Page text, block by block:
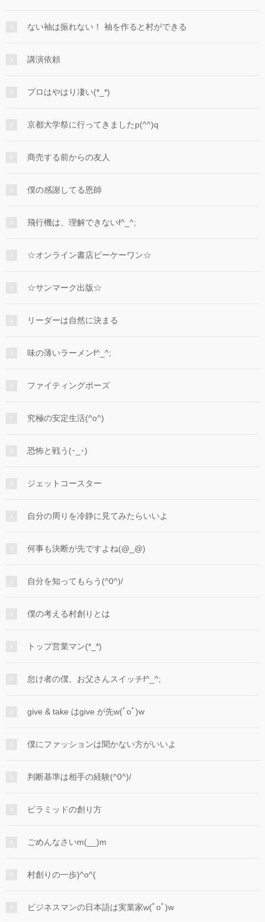
ない袖は振れない！ 袖を作ると村ができる
講演依頼
プロはやはり凄い(*_*)
京都大学祭に行ってきましたp(^^)q
商売する前からの友人
僕の感謝してる恩師
飛行機は、理解できないf^_^;
☆オンライン書店ビーケーワン☆
☆サンマーク出版☆
リーダーは自然に決まる
味の薄いラーメンf^_^;
ファイティングポーズ
究極の安定生活(^o^)
恐怖と戦う(･_･)
ジェットコースター
自分の周りを冷静に見てみたらいいよ
何事も決断が先ですよね(@_@)
自分を知ってもらう(^0^)/
僕の考える村創りとは
トップ営業マン(*_*)
怠け者の僕、お父さんスイッチf^_^;
give & take はgive が先w(ﾟoﾟ)w
僕にファッションは聞かない方がいいよ
判断基準は相手の経験(^0^)/
ピラミッドの創り方
ごめんなさいm(__)m
村創りの一歩)^o^(
ビジネスマンの日本語は実業家w(ﾟoﾟ)w